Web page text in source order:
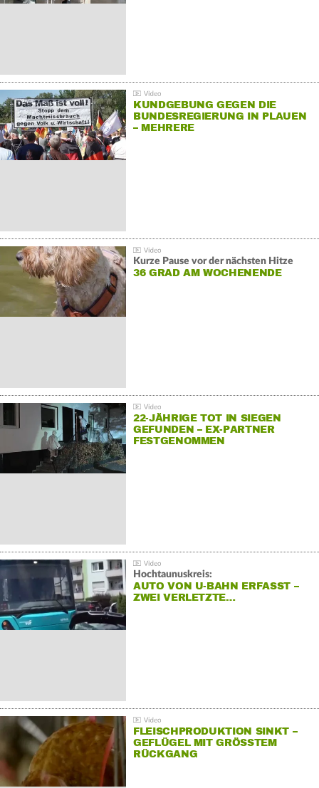
KUNDGEBUNG GEGEN DIE
BUNDESREGIERUNG IN PLAUEN
– MEHRERE
Kurze Pause vor der nächsten Hitze
36 GRAD AM WOCHENENDE
22-JÄHRIGE TOT IN SIEGEN
GEFUNDEN – EX-PARTNER
FESTGENOMMEN
Hochtaunuskreis:
AUTO VON U-BAHN ERFASST –
ZWEI VERLETZTE…
FLEISCHPRODUKTION SINKT –
GEFLÜGEL MIT GRÖSSTEM R
ÜCKGANG